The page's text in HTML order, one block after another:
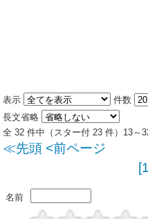
表示
件数
長文省略
全 32 件中（スター付 23 件）13～
≪先頭 <前ページ
名前